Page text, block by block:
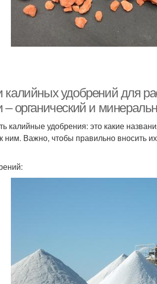
калийных удобрений для
– органический и
калийные удобрения: это какие
ним. Важно, чтобы правильно вносить